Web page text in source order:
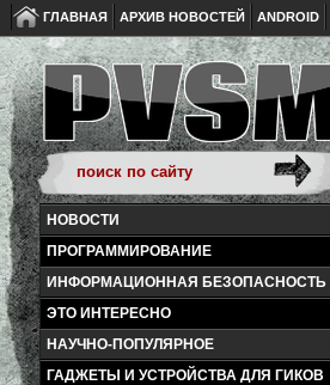
ГЛАВНАЯ АРХИВ НОВОСТЕЙ ANDROID
НОВОСТИ
ПРОГРАММИРОВАНИЕ
ИНФОРМАЦИОННАЯ БЕЗОПАСНОСТЬ
ЭТО ИНТЕРЕСНО
НАУЧНО-ПОПУЛЯРНОЕ
ГАДЖЕТЫ И УСТРОЙСТВА ДЛЯ ГИКОВ